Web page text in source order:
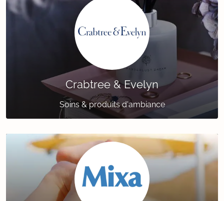
Crabtree & Evelyn
Soins & produits d'ambiance